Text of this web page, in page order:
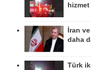
İran
daha
Türk